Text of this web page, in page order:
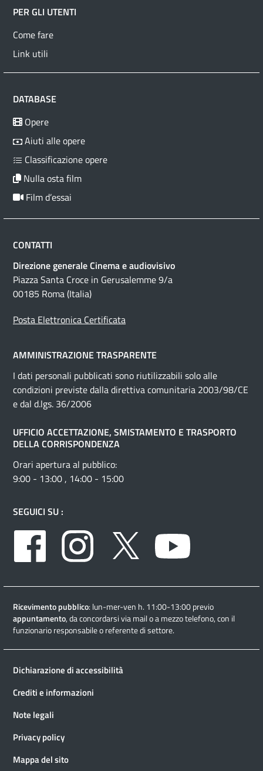
PER GLI UTENTI
Come fare
Link utili
DATABASE
Opere
Aiuti alle opere
Classificazione opere
Nulla osta film
Film d’essai
CONTATTI
Direzione generale Cinema e audiovisivo
Piazza Santa Croce in Gerusalemme 9/a
00185 Roma (Italia)
Posta Elettronica Certificata
AMMINISTRAZIONE TRASPARENTE
I dati personali pubblicati sono riutilizzabili solo alle
condizioni previste dalla direttiva comunitaria 2003/98/CE
e dal d.lgs. 36/2006
UFFICIO ACCETTAZIONE, SMISTAMENTO E TRASPORTO
DELLA CORRISPONDENZA
Orari apertura al pubblico:
9:00 - 13:00 , 14:00 - 15:00
SEGUICI SU :
Facebook
Instagram Twitter
Ricevimento pubblico: lun-mer-ven h. 11:00-13:00 previo
appuntamento, da concordarsi via mail o a mezzo telefono, con il
funzionario responsabile o referente di settore.
Dichiarazione di accessibilità
Crediti e informazioni
Note legali
Privacy policy
Mappa del sito